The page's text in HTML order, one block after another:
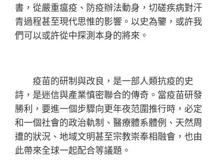
書，從嚴重瘟疫、防疫辦法動身，切磋疾病對汗
青過程甚至現代思惟的影響。以史為鑒，或許我
們可以或許從中探測本身的將來。
疫苗的研制與改良，是一部人類抗疫的史
詩，是迷信與產業慎密聯合的傳奇。當疫苗研發
勝利，要進一個步驟向更年夜范圍推行時，必定
和一個社會的政治軌制、醫療體系體例、天然周
遭的狀況、地域文明甚至宗教崇奉相融會，也由
此帶來全球一起配合等議題。